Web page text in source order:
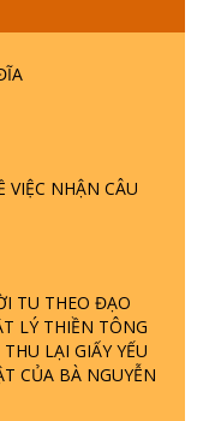
VIỆC NHẬN CÂU
TU THEO ĐẠO
LÝ THIỀN TÔNG
LẠI GIẤY YẾU
CỦA BÀ NGUYỄN
- THIÊN ĐÀNG Ở
ĐẶC BIỆT P22 - TẠI
TAI - LŨ LỤT